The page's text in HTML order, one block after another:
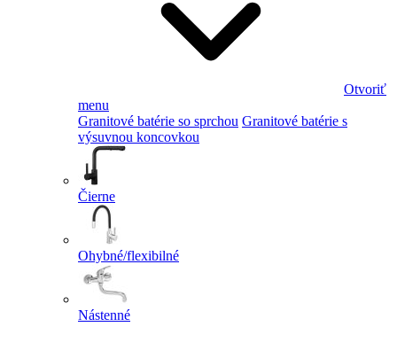
Otvoriť
menu
Granitové batérie so sprchou Granitové batérie s
výsuvnou koncovkou
Čierne
Ohybné/flexibilné
Nástenné